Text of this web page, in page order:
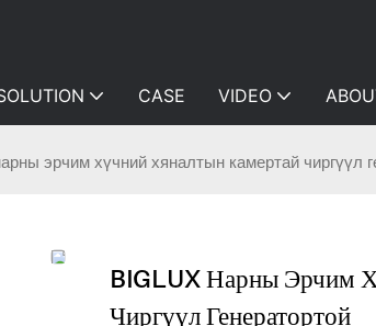
CASE VIDEO
эрчим хүчний хяналтын камертай чиргүүл
BIGLUX Нарны Эрчим
Чиргүүл Генератортой